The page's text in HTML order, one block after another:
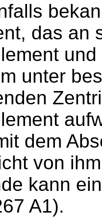
das an
unter
dem
von
kann
A1).